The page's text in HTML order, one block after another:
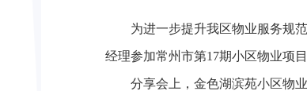
为进一步提升我区物业服务规
经理参加常州市第17期小区物业项
分享会上，金色湖滨苑小区物